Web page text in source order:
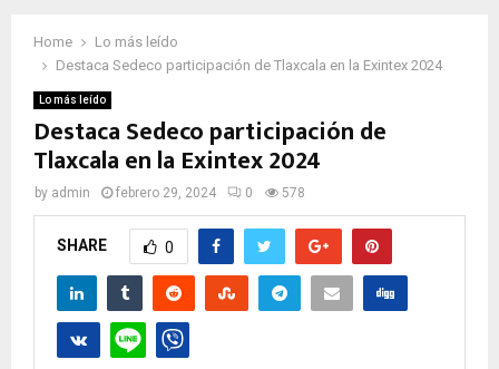
Home
Lo más leído
Destaca Sedeco participación de Tlaxcala en la Exintex 2024
Lo más leído
Destaca Sedeco participación de
Tlaxcala en la Exintex 2024
by admin febrero 29, 2024 0 578
SHARE 0